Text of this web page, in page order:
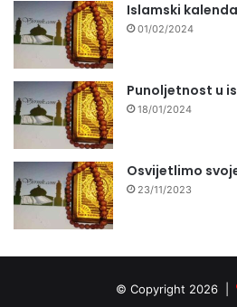
Islamski
01/02/2024
Punoljetnost u
18/01/2024
Osvijetlimo
23/11/2023
© Copyright 2026 |